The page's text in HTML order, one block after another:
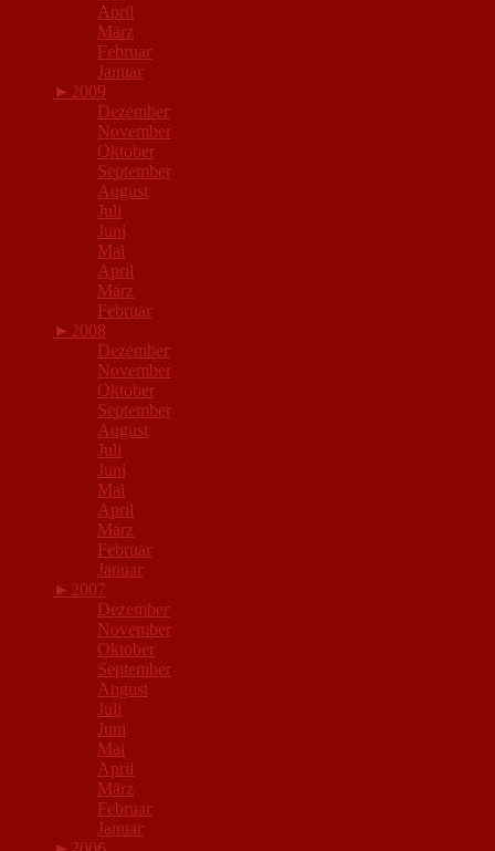
April
März
Februar
Januar
► 2009
Dezember
November
Oktober
September
August
Juli
Juni
Mai
April
März
Februar
► 2008
Dezember
November
Oktober
September
August
Juli
Juni
Mai
April
März
Februar
Januar
► 2007
Dezember
November
Oktober
September
August
Juli
Juni
Mai
April
März
Februar
Januar